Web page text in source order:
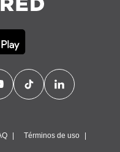
Términos de uso